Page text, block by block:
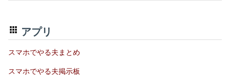
アプリ
スマホでやる夫まとめ
スマホでやる夫掲示板